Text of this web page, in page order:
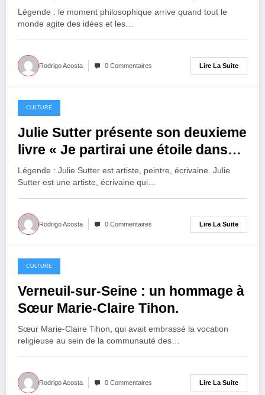
Légende : le moment philosophique arrive quand tout le
monde agite des idées et les…
Rodrigo Acosta 0 Commentaires Lire La Suite
18 octobre 2024
CULTURE
Julie Sutter présente son deuxieme
livre « Je partirai une étoile dans
les yeux »
Légende : Julie Sutter est artiste, peintre, écrivaine. Julie
Sutter est une artiste, écrivaine qui…
Rodrigo Acosta 0 Commentaires Lire La Suite
17 octobre 2024
CULTURE
Verneuil-sur-Seine : un hommage à
Sœur Marie-Claire Tihon.
Sœur Marie-Claire Tihon, qui avait embrassé la vocation
religieuse au sein de la communauté des…
Rodrigo Acosta 0 Commentaires Lire La Suite